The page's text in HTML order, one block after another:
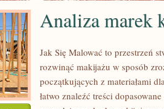
Analiza marek
Jak Się Malować to przestrzeń
rozwinąć makijażu w sposób
początkujących z materiałami
łatwo znaleźć treści